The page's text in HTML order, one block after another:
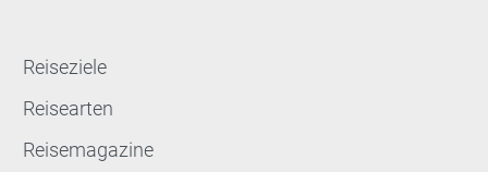
Reiseziele
Reisearten
Reisemagazine